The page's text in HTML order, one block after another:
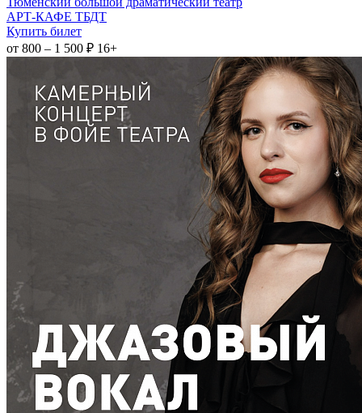
АРТ-КАФЕ ТБДТ
Купить билет
от 800 – 1 500 ₽ 16+